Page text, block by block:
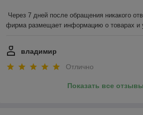
Через 7 дней после обращения никакого
фирма размещает информацию о товарах и
владимир
Отлично
Показать все отзывы